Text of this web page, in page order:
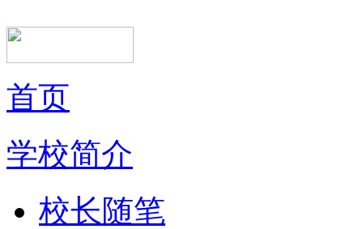
首页
学校简介
校长随笔